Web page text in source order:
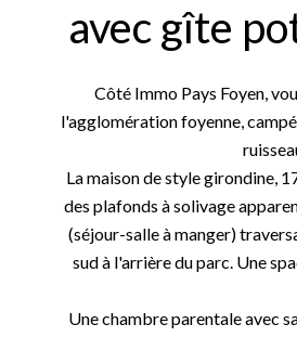
avec gîte
Côté Immo Pays Foyen,
l'agglomération foyenne,
La maison de style girondine,
des plafonds à solivage
(séjour-salle à manger)
sud à l'arrière du parc. Une
Une chambre parentale avec